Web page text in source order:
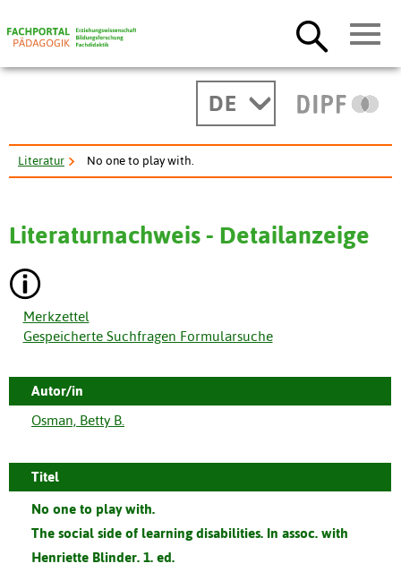
DE
Literatur No one to play with.
Literaturnachweis - Detailanzeige
Merkzettel
Gespeicherte Suchfragen Formularsuche
Autor/in
Osman, Betty B.
Titel
No one to play with.
The social side of learning disabilities. In assoc. with
Henriette Blinder. 1. ed.